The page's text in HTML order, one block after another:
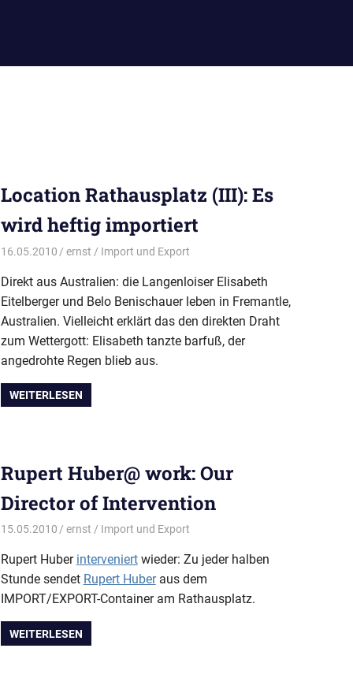
Location Rathausplatz (III): Es
wird heftig importiert
16.05.2010 ernst Import und Export
Direkt aus Australien: die Langenloiser Elisabeth
Eitelberger und Belo Benischauer leben in Fremantle,
Australien. Vielleicht erklärt das den direkten Draht
zum Wettergott: Elisabeth tanzte barfuß, der
angedrohte Regen blieb aus.
WEITERLESEN
Rupert Huber@ work: Our
Director of Intervention
15.05.2010 ernst Import und Export
Rupert Huber interveniertwieder: Zu jeder halben
Stunde sendet Rupert Huberaus dem
IMPORT/EXPORT-Container am Rathausplatz.
WEITERLESEN